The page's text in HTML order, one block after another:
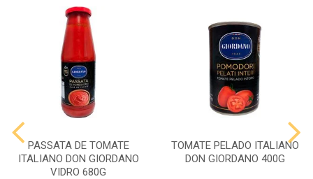
PASSATA DE TOMATE
ITALIANO DON GIORDANO
VIDRO 680G
TOMATE PELADO ITALIANO
DON GIORDANO 400G